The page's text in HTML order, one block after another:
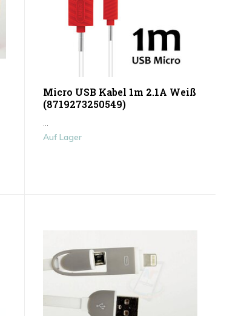
Micro USB Kabel 1m 2.1A Weiß
(8719273250549)
Auf Lager